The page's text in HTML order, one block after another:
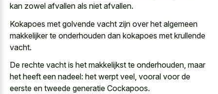
kan zowel afvallen als niet afvallen.
Kokapoes met golvende vacht zijn over het algemeen
makkelijker te onderhouden dan kokapoes met krullende
vacht.
De rechte vacht is het makkelijkst te onderhouden, maar
het heeft een nadeel: het werpt veel, vooral voor de
eerste en tweede generatie Cockapoos.